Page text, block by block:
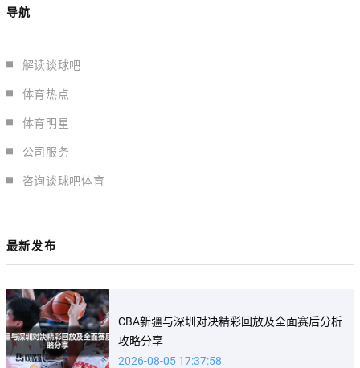
导航
解读谈球吧
体育热点
体育明星
公司服务
咨询谈球吧体育
最新发布
CBA新疆与深圳对决精彩回放及全面赛后分析
攻略分享
2026-08-05 17:37:58